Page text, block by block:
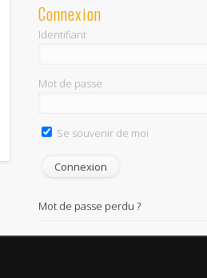
Connexion
Identifiant
Mot de passe
Se souvenir de moi
Mot de passe perdu ?